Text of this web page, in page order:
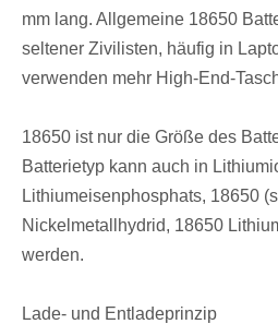
mm lang. Allgemeine 18650
seltener Zivilisten, häufig in
verwenden mehr High-End-
18650 ist nur die Größe des
Batterietyp kann auch in
Lithiumeisenphosphats, 18650
Nickelmetallhydrid, 18650
werden.
Lade- und Entladeprinzip